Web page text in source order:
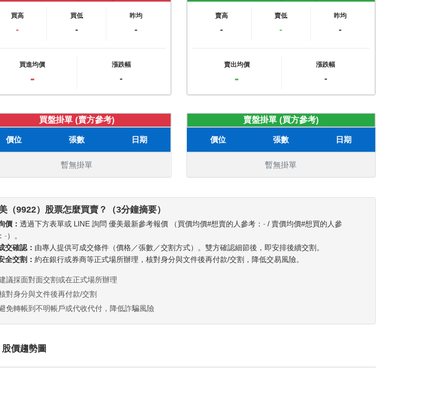
買高
-
買低
-
昨均
-
買進均價
-
漲跌幅
-
賣高
-
賣低
-
昨均
-
賣出均價
-
漲跌幅
-
買盤掛單 (賣方參考)
價位 張數 日期
暫無掛單
賣盤掛單 (買方參考)
價位 張數 日期
暫無掛單
（9922）股票怎麼買賣？（3分鐘摘要）
價：透過下方表單或 LINE 詢問 優美最新參考報價 （買價均價#想賣的人參考：- / 賣價均價#想買的人參
-）。
交確認： 由專人提供可成交條件（價格／張數／交割方式）。雙方確認細節後，即安排後續交割。
全交割：約在銀行或券商等正式場所辦理，核對身分與文件後再付款/交割，降低交易風險。
議採面對面交割或在正式場所辦理
對身分與文件後再付款/交割
免轉帳到不明帳戶或代收代付，降低詐騙風險
價趨勢圖